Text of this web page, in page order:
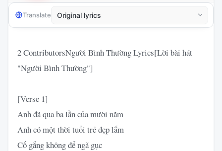
Translate
2 ContributorsNgười Bình Thường Lyrics[Lời bài hát
"Người Bình Thường"]
[Verse 1]
Anh đã qua ba lần của mười năm
Anh có một thời tuổi trẻ đẹp lắm
Cố gắng không để ngã gục